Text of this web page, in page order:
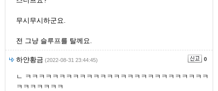
무시무시하군요.
전 그냥 슬루프를 탈께요.
하얀황금 (2022-08-31 23:44:45) 0
ㄴ ㅋㅋㅋㅋㅋㅋㅋㅋㅋㅋㅋㅋㅋㅋㅋㅋㅋㅋㅋㅋㅋㅋㅋㅋㅋㅋㅋ
ㅋㅋㅋㅋㅋㅋㅋ